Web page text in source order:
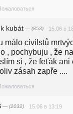
kubát — (853) 15.06 в
málo civilstů
, pochybuju , že
si , že feťák ani
zásah zapře ....
— (2032) 15.06 в 13:19